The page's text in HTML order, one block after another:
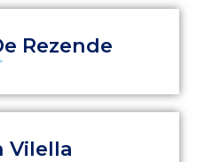
Rezende
Vilella